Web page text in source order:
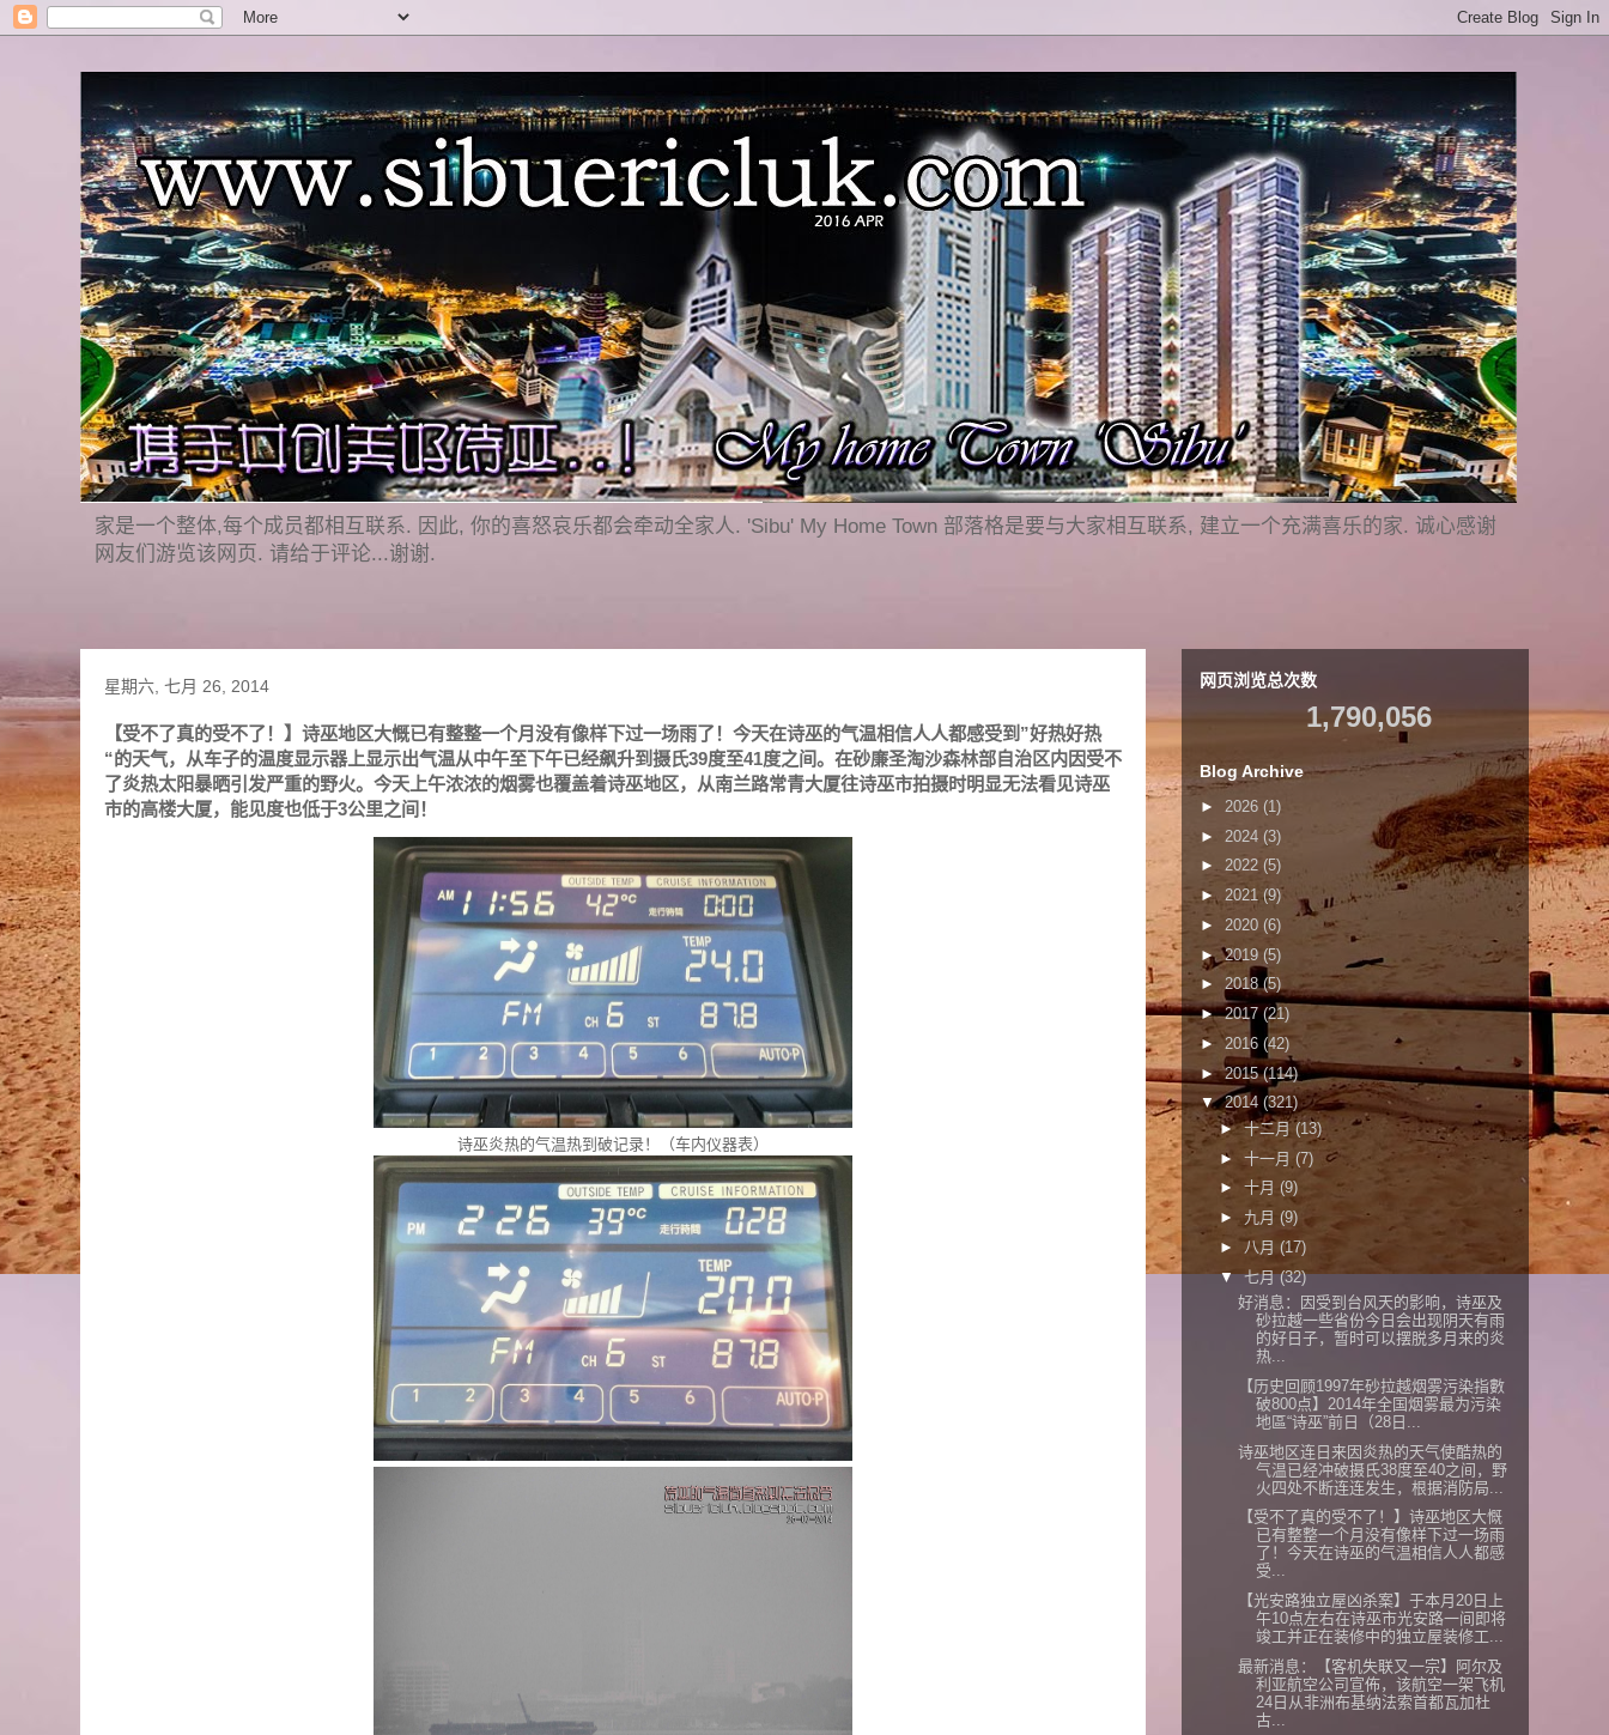
家是一个整体,每个成员都相互联系. 因此, 你的喜怒哀乐都会牵动全家人. 'Sibu' My Home Town 部落格是要与大家相互联系, 建立一个充满喜乐的家. 诚心感谢
网友们游览该网页. 请给于评论...谢谢.
星期六, 七月 26, 2014
【受不了真的受不了！】诗巫地区大慨已有整整一个月没有像样下过一场雨了！今天在诗巫的气温相信人人都感受到”好热好热
“的天气，从车子的温度显示器上显示出气温从中午至下午已经飙升到摄氏39度至41度之间。在砂廉圣淘沙森林部自治区内因受不
了炎热太阳暴晒引发严重的野火。今天上午浓浓的烟雾也覆盖着诗巫地区，从南兰路常青大厦往诗巫市拍摄时明显无法看见诗巫
市的高楼大厦，能见度也低于3公里之间！
诗巫炎热的气温热到破记录！（车内仪器表）
网页浏览总次数
1,790,056
Blog Archive
► 2026 (1)
► 2024 (3)
► 2022 (5)
► 2021 (9)
► 2020 (6)
►2019 (5)
► 2018(5)
►2017(21)
►2016 (42)
►2015(114)
▼2014 (321)
►十二月(13)
► 十一月 (7)
► 十月 (9)
► 九月 (9)
► 八月 (17)
▼七月(32)
好消息：因受到台风天的影响，诗巫及
砂拉越一些省份今日会出现阴天有雨
的好日子，暂时可以摆脱多月来的炎
热...
【历史回顾1997年砂拉越烟雾污染指數
破800点】2014年全国烟雾最为污染
地區“诗巫”前日（28日...
诗巫地区连日来因炎热的天气使酷热的
气温已经冲破摄氏38度至40之间，野
火四处不断连连发生，根据消防局...
【受不了真的受不了！】诗巫地区大慨
已有整整一个月没有像样下过一场雨
了！今天在诗巫的气温相信人人都感
受...
【光安路独立屋凶杀案】于本月20日上
午10点左右在诗巫市光安路一间即将
竣工并正在装修中的独立屋装修工...
最新消息：【客机失联又一宗】阿尔及
利亚航空公司宣佈，该航空一架飞机
24日从非洲布基纳法索首都瓦加杜
古...